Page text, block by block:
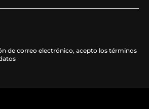
de correo electrónico, acepto los términos